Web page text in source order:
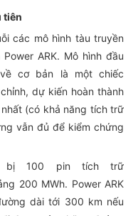
tiên
các mô hình tàu truyền
ARK. Mô hình đầu
cơ bản là một chiếc
dự kiến hoàn thành
(có khả năng tích trữ
vẫn đủ để kiểm chứng
bị 100 pin tích trữ
200 MWh. Power ARK
dài tới 300 km nếu